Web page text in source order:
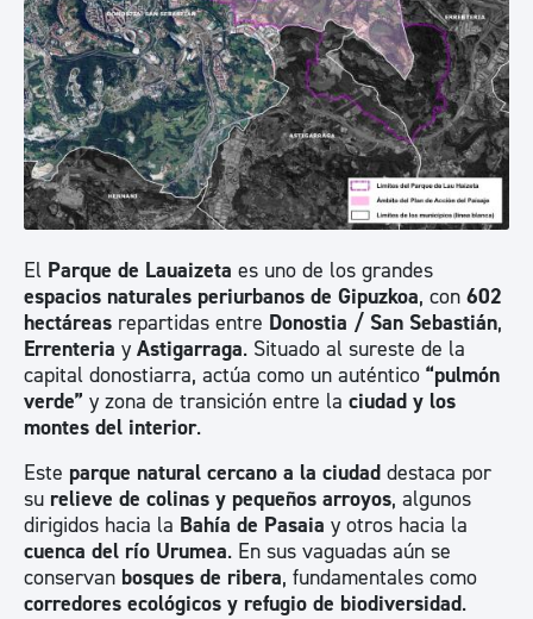
El Parque de Lauaizeta es uno de los grandes
espacios naturales periurbanos de Gipuzkoa, con 602
hectáreas repartidas entre Donostia / San Sebastián,
Errenteria y Astigarraga. Situado al sureste de la
capital donostiarra, actúa como un auténtico “pulmón
verde” y zona de transición entre la ciudad y los
montes del interior.
Este parque natural cercano a la ciudad destaca por
su relieve de colinas y pequeños arroyos, algunos
dirigidos hacia la Bahía de Pasaia y otros hacia la
cuenca del río Urumea. En sus vaguadas aún se
conservan bosques de ribera, fundamentales como
corredores ecológicos y refugio de biodiversidad.